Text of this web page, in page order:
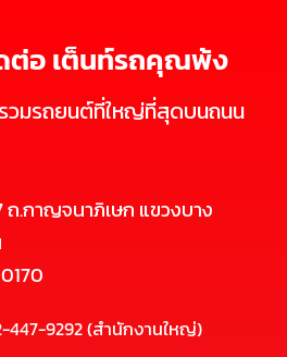
ต่อ เต็นท์รถคุณพ้ง
วมรถยนต์ที่ใหญ่ที่สุดบนถนน
ถ.กาญจนาภิเษก แขวงบาง
447-9292 (สำนักงานใหญ่)